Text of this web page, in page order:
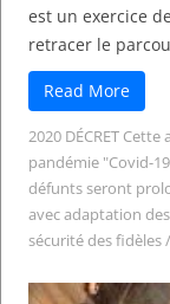
est un exercice
retracer le
Read More
2020 DÉCRET
pandémie "Covid-
défunts seront
avec adaptation
sécurité des fidèles/